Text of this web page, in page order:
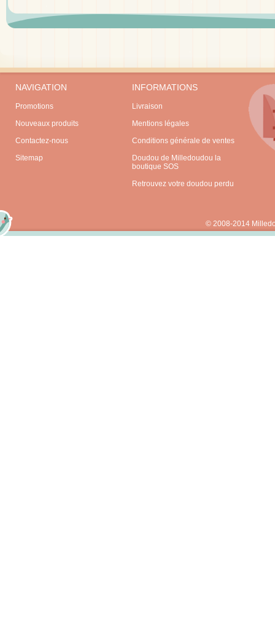
NAVIGATION
Promotions
Nouveaux produits
Contactez-nous
Sitemap
INFORMATIONS
Livraison
Mentions légales
Conditions générale de ventes
Doudou de Milledoudou la
boutique SOS
Retrouvez votre doudou perdu
© 2008-2014